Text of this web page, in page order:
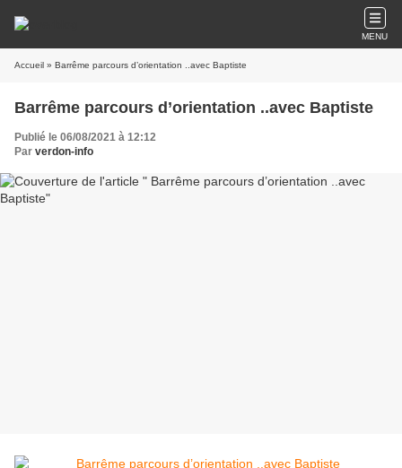
MENU
Accueil » Barrême parcours d’orientation ..avec Baptiste
Barrême parcours d’orientation ..avec Baptiste
Publié le 06/08/2021 à 12:12
Par verdon-info